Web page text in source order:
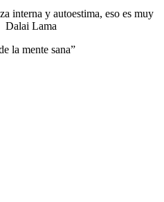
interna y autoestima, eso es muy
Dalai Lama
la mente sana”